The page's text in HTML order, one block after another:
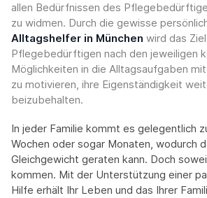
allen Bedürfnissen des
zu widmen. Durch die gewisse
Alltagshelfer in München wird das
Pflegebedürftigen nach den jeweiligen
Möglichkeiten in die Alltagsaufgaben
zu motivieren, ihre Eigenständigkeit
beizubehalten.
In jeder Familie kommt es gelegentlich
Wochen oder sogar Monaten, wodurch
Gleichgewicht geraten kann. Doch
kommen. Mit der Unterstützung einer
Hilfe erhält Ihr Leben und das Ihrer